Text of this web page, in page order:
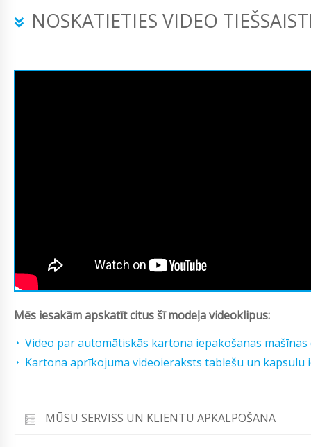
NOSKATIETIES VIDEO
Mēs iesakām apskatīt citus šī modeļa videoklipus:
Video par automātiskās kartona iepakošanas
Kartona aprīkojuma videoieraksts tablešu un kapsulu
MŪSU SERVISS UN KLIENTU APKALPOŠANA